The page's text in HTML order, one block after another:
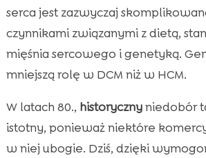
serca jest zazwyczaj
czynnikami związanymi z dietą,
mięśnia sercowego i genetyką.
mniejszą rolę w DCM niż w HCM.
W latach 80., historycznyniedobór
istotny, ponieważ niektóre
w niej ubogie. Dziś, dzięki